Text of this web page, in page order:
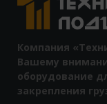
Компания
Вашему
оборудование
закрепления